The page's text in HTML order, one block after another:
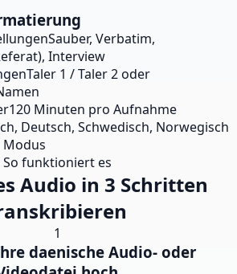
Sauber, Verbatim,
Interview
Taler 1 / Taler 2 oder
120 Minuten pro Aufnahme
Deutsch, Schwedisch, Norwegisch
So funktioniert es
Audio in 3 Schritten
1
daenische Audio- oder